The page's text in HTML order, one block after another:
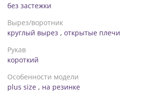
без застежки
Вырез/воротник
круглый вырез , открытые плечи
Рукав
короткий
Особенности модели
plus size , на резинке